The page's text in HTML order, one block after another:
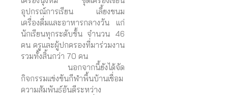
อุปกรณ์การเรียน เลี้ยงขนม
เครื่องดื่มและอาหารกลางวัน แก่
นักเรียนทุกระดับชั้น จำนวน 46
คน ครูและผู้ปกครองที่มาร่วมงาน
รวมทั้งสิ้นกว่า 70 คน
นอกจากนี้ยังได้จัด
กิจกรรมแข่งขันกีฬาพื้นบ้านเชื่อม
ความสัมพันธ์อันดีระหว่าง